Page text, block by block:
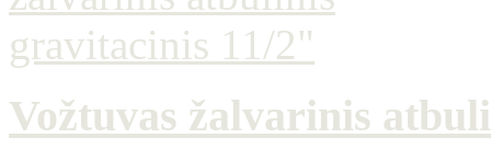
Vožtuvas žalvarinis